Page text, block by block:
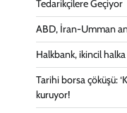
Tedarikçilere Geçiyor
ABD, İran-Umman
Halkbank, ikincil
Tarihi borsa çöküşü:
kuruyor!